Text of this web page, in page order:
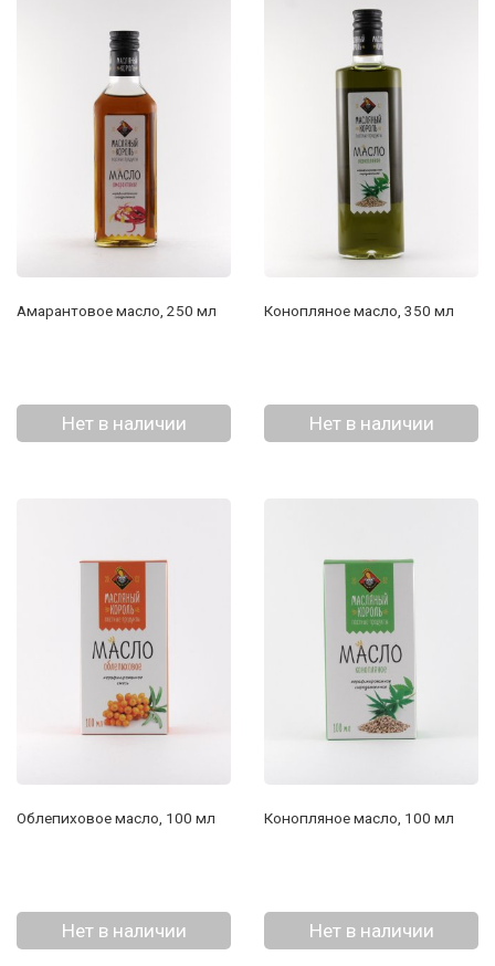
Амарантовое масло, 250 мл
Нет в наличии
Конопляное масло, 350 мл
Нет в наличии
Облепиховое масло, 100 мл
Нет в наличии
Конопляное масло, 100 мл
Нет в наличии